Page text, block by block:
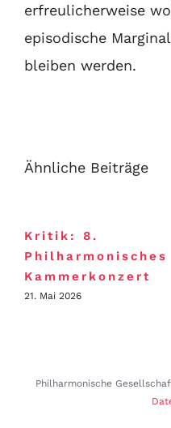
erfreulicherweise
episodische
bleiben werden.
Ähnliche Beiträge
Kritik: 8.
Philharmonisches
Kammerkonzert
21. Mai 2026
Philharmonische